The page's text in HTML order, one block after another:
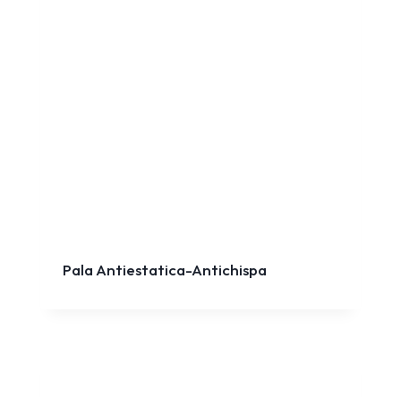
Pala Antiestatica-Antichispa